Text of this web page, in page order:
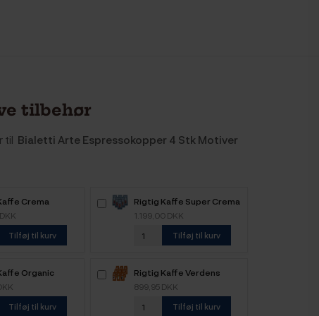
tilbehør
til Bialetti Arte Espressokopper 4 Stk Motiver
Crema
Hele
Tilføj til kurv
Rigtig Kaffe Super Crema
6kg Hele kaffebønner
1.199,00 DKK
Tilføj til kurv
Organic
4 Varianter
Tilføj til kurv
Rigtig Kaffe Verdens
Kaffe - 9x400g
899,95 DKK
Tilføj til kurv